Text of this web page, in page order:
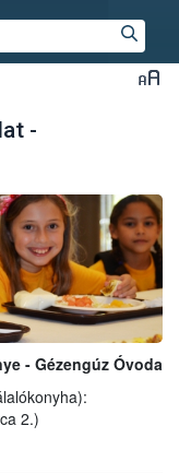
-
- Gézengúz Óvoda
2.)